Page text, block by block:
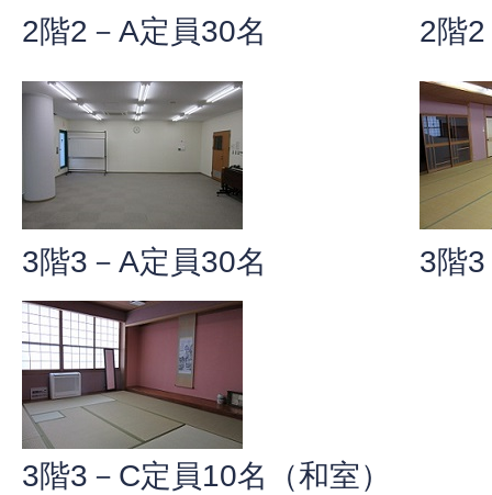
2階2－A定員30名 2階
3階3－A定員30名 3階
3階3－C定員10名（和室）